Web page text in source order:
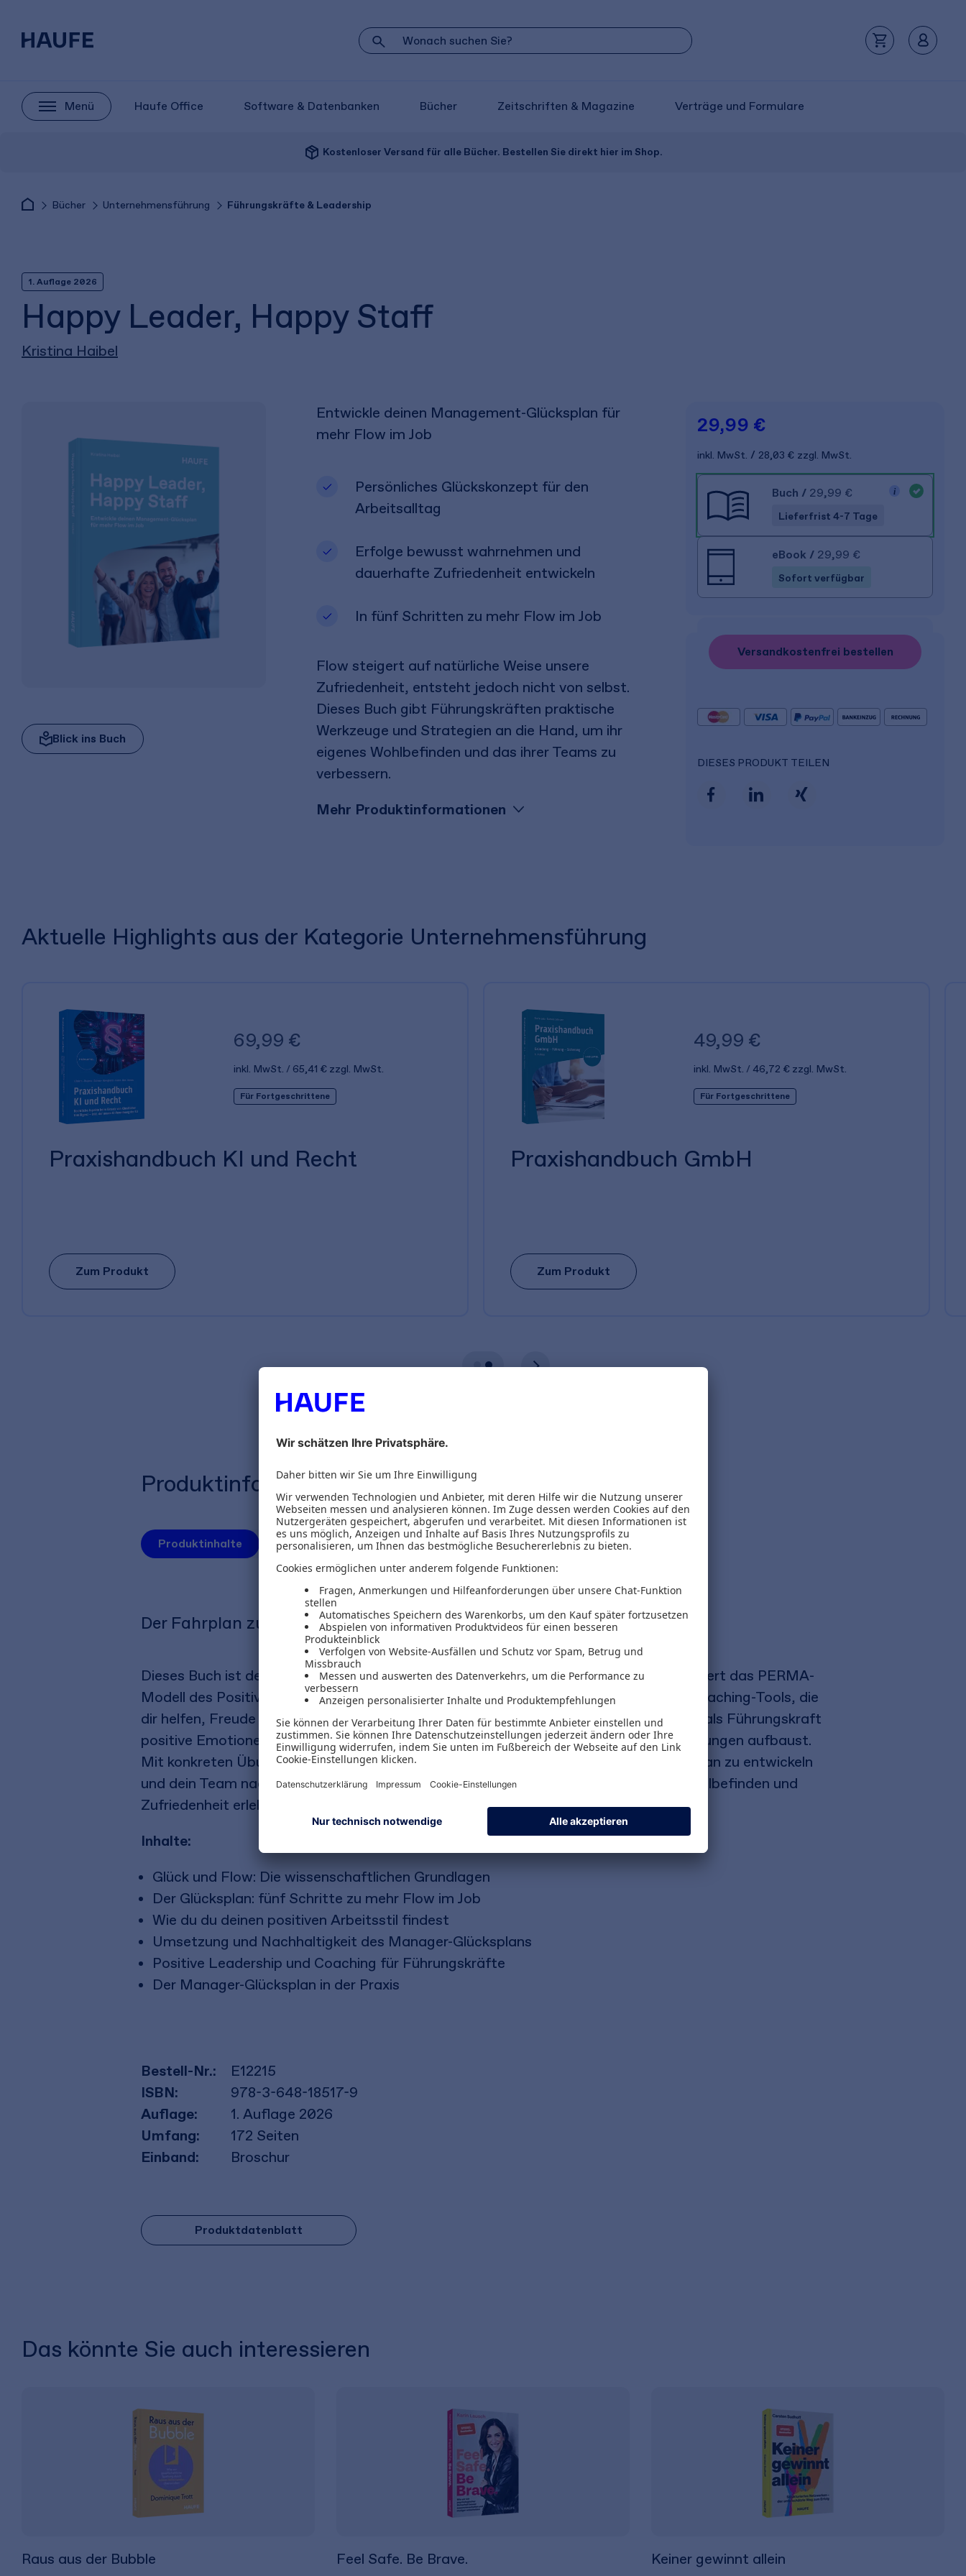
Menü Haufe Office Software & Datenbanken Bücher Zeitschriften & Magazine Verträge und Formulare
package_2 Kostenloser Versand für alle Bücher. Bestellen Sie direkt hier im Shop.
Bücher Unternehmensführung Führungskräfte & Leadership
1. Auflage 2026
Happy Leader, Happy Staff
Kristina Haibel
Blick ins Buch
Entwickle deinen Management-Glücksplan für
mehr Flow im Job
Persönliches Glückskonzept für den
Arbeitsalltag
Erfolge bewusst wahrnehmen und
dauerhafte Zufriedenheit entwickeln
In fünf Schritten zu mehr Flow im Job
Flow steigert auf natürliche Weise unsere
Zufriedenheit, entsteht jedoch nicht von selbst.
Dieses Buch gibt Führungskräften praktische
Werkzeuge und Strategien an die Hand, um ihr
eigenes Wohlbefinden und das ihrer Teams zu
verbessern.
Mehr Produktinformationen
29,99 €
inkl. MwSt. 28,03 € zzgl. MwSt.
Buch / 29,99 €
Lieferfrist 4-7 Tage
eBook / 29,99 €
Sofort verfügbar
Versandkostenfrei bestellen
DIESES PRODUKT TEILEN
Aktuelle Highlights aus der Kategorie Unternehmensführung
69,99 €
inkl. MwSt. 65,41 € zzgl. MwSt.
Für Fortgeschrittene
Praxishandbuch KI und Recht
Zum Produkt
49,99 €
inkl. MwSt. 46,72 € zzgl. MwSt.
Für Fortgeschrittene
Praxishandbuch GmbH
Zum Produkt
Produktinformationen
Produktinhalte Autoren Inhaltsverzeichnis
Der Fahrplan zu mehr Glück und Flow im Job
Dieses Buch ist dein Schlüssel zu einem erfüllten Arbeitsleben. Es verbindet und erweitert das PERMA-
Modell des Positiven Psychologen Martin Seligman mit praxisnahen und erprobten Coaching-Tools, die
dir helfen, Freude und Sinn in deinen beruflichen Alltag zu bringen. Du erfährst, wie du als Führungskraft
positive Emotionen stärkst, den Sinn deiner Arbeit neu erkennst und erfüllende Beziehungen aufbaust.
Mit konkreten Übungen unterstützt dich das Buch dabei, deinen individuellen Glücksplan zu entwickeln
und dein Team nachhaltig zu motivieren. Schritt für Schritt wirst du spürbar mehr Wohlbefinden und
Zufriedenheit erleben und dadurch erfolgreicher in deinem Job sein.
Inhalte:
Glück und Flow: Die wissenschaftlichen Grundlagen
Der Glücksplan: fünf Schritte zu mehr Flow im Job
Wie du du deinen positiven Arbeitsstil findest
Umsetzung und Nachhaltigkeit des Manager-Glücksplans
Positive Leadership und Coaching für Führungskräfte
Der Manager-Glücksplan in der Praxis
Bestell-Nr.:
E12215
ISBN:
978-3-648-18517-9
Auflage:
1. Auflage 2026
Umfang:
172 Seiten
Einband:
Broschur
Produktdatenblatt
Das könnte Sie auch interessieren
Raus aus der Bubble Feel Safe. Be Brave. Keiner gewinnt allein